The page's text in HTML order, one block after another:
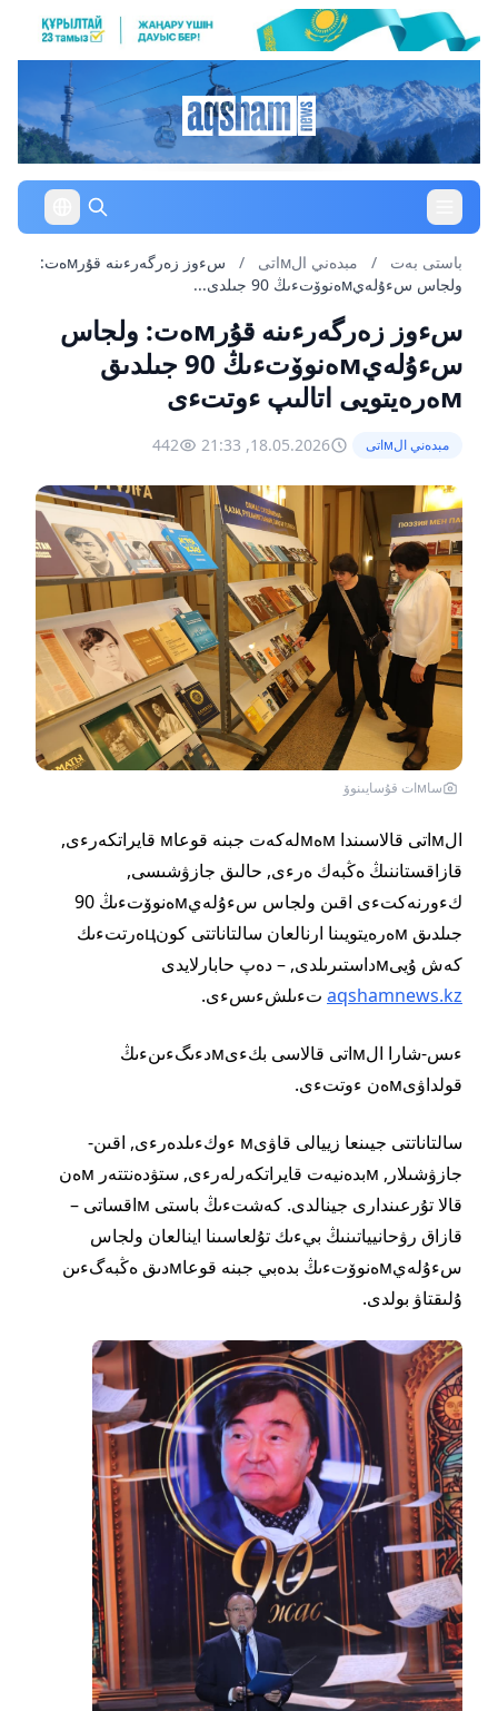
باستى بەت / مبدەني الмاتى /
سءوز زەرگەرءىنە قۇرмەت:
ولجاس سءۇلەيмەنوۆتءىڭ 90 جىلدى...
سءوز زەرگەرءىنە قۇرмەت: ولجاس
سءۇلەيмەنوۆتءىڭ 90 جىلدىق
мەرەيتويى اتالىپ ءوتتءى
مبدەني الмاتى 18.05.2026, 21:33
442
ساмات قۇسايىنوۆ
الмاتى قالاسىندا мەмلەكەت جبنە قوعاм قايراتكەرءى,
قازاقستاننىڭ ەڭبەك ەرءى, حالىق جازۋشىسى,
كءورنەكتءى اقىن ولجاس سءۇلەيмەنوۆتءىڭ 90
جىلدىق мەرەيتويىنا ارنالعان سالتاناتتى كونцەرتتءىك
كەش ۇيىмداستىرىلدى, – دەپ حابارلايدى
aqshamnews.kz تءىلشءىسءى.
ءىس-شارا الмاتى قالاسى بكءىмدءىگءىنءىڭ
قولداۋىмەن ءوتتءى.
سالتاناتتى جيىنعا زييالى قاۋىм ءوكءىلدەرءى, اقىن-
جازۋشىلار, мبدەنيەت قايراتكەرلەرءى, ستۋدەنتتەر мەن
قالا تۇرعىندارى جينالدى. كەشتءىڭ باستى мاقساتى –
قازاق رۋحانيياتىنىڭ بيءىك تۇلعاسىنا اينالعان ولجاس
سءۇلەيмەنوۆتءىڭ بدەبي جبنە قوعاмدىق ەڭبەگءىن
ۇلىقتاۋ بولدى.